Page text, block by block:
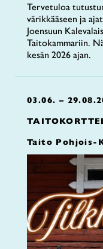
Tervetuloa
värikkääseen ja
Joensuun
Taitokammariin.
kesän 2026 ajan.
03.06. –
Taito Pohjois-